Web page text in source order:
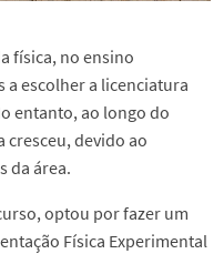
física, no ensino
a escolher a licenciatura
entanto, ao longo do
devido ao
da área.
optou por fazer um
Física Experimental